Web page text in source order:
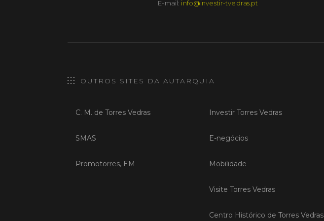
E-mail: info@investir-tvedras.pt
OUTROS SITES DA AUTARQUIA
C. M. de Torres Vedras
SMAS
Promotorres, EM
Investir Torres Vedras
E-negócios
Mobilidade
Visite Torres Vedras
Centro Histórico de Torres Vedras